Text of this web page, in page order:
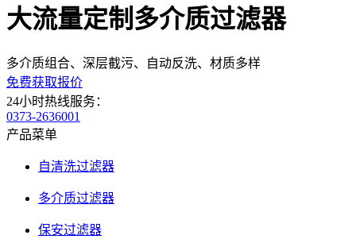
大流量定制多介质过滤器
多介质组合、深层截污、自动反洗、材质多样
免费获取报价
24小时热线服务：
0373-2636001
产品菜单
自清洗过滤器
多介质过滤器
保安过滤器